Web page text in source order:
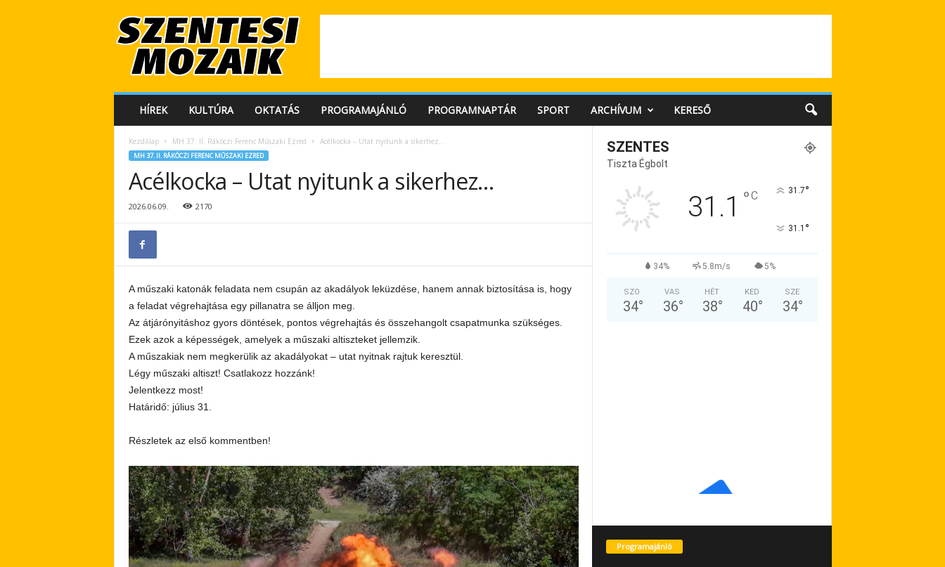
e
HÍREK KULTÚRA OKTATÁS PROGRAMAJÁNLÓ PROGRAMNAPTÁR SPORT ARCHÍVUM KERESŐ
Kezdőlap MH 37. II. Rákóczi Ferenc Műszaki Ezred Acélkocka – Utat nyitunk a sikerhez…
MH 37. II. RÁKÓCZI FERENC MŰSZAKI EZRED
Acélkocka – Utat nyitunk a sikerhez…
2026.06.09. 2170
A műszaki katonák feladata nem csupán az akadályok leküzdése, hanem annak biztosítása is, hogy
a feladat végrehajtása egy pillanatra se álljon meg.
Az átjárónyitáshoz gyors döntések, pontos végrehajtás és összehangolt csapatmunka szükséges.
Ezek azok a képességek, amelyek a műszaki altiszteket jellemzik.
A műszakiak nem megkerülik az akadályokat – utat nyitnak rajtuk keresztül.
Légy műszaki altiszt! Csatlakozz hozzánk!
Jelentkezz most!
Határidő: július 31.
Részletek az első kommentben!
SZENTES
Tiszta Égbolt
31.1 °C 31.7°
31.1 °
34% 5.8m/s 5%
SZO
34°
VAS
36°
HÉT
38°
KED
40°
SZE
34°
Programajánló